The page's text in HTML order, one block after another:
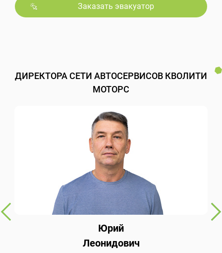
Заказать эвакуатор
ДИРЕКТОРА СЕТИ АВТОСЕРВИСОВ КВОЛИТИ
МОТОРС
Юрий
Леонидович